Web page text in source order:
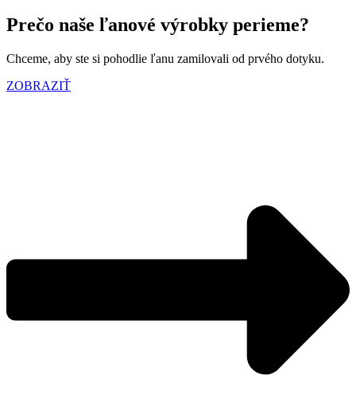
Prečo naše ľanové výrobky perieme?
Chceme, aby ste si pohodlie ľanu zamilovali od prvého dotyku.
ZOBRAZIŤ